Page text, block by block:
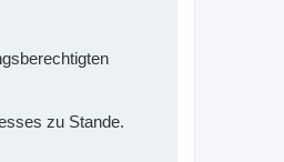
zu Stande.